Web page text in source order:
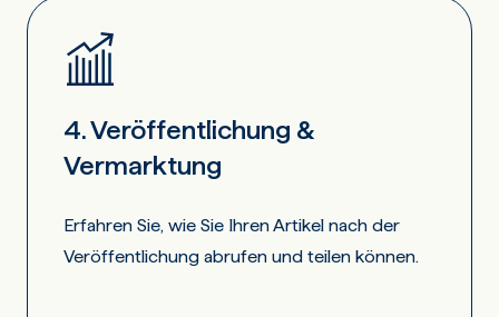
4. Veröffentlichung &
Vermarktung
Erfahren Sie, wie Sie Ihren Artikel nach der
Veröffentlichung abrufen und teilen können.